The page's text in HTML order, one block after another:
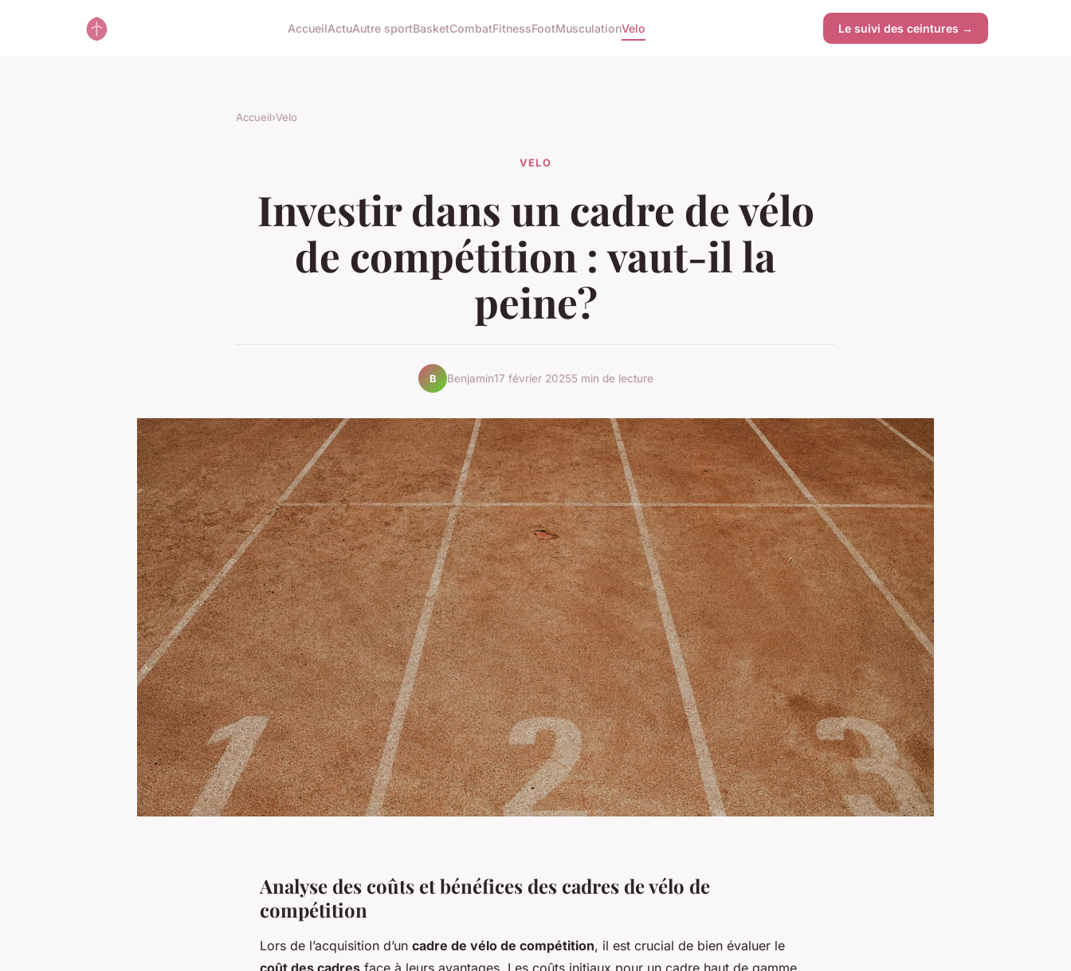
AccueilActuAutre sportBasketCombatFitnessFootMusculationVelo Le suivi des ceintures →
Accueil›Velo
VELO
Investir dans un cadre de vélo
de compétition : vaut-il la
peine?
B Benjamin17 février 20255 min de lecture
Analyse des coûts et bénéfices des cadres de vélo de
compétition
Lors de l’acquisition d’un cadre de vélo de compétition, il est crucial de bien évaluer le